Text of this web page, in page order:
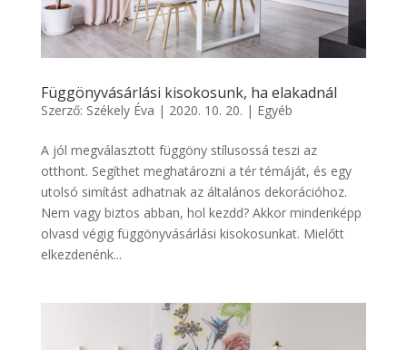
Függönyvásárlási kisokosunk, ha elakadnál
Szerző: Székely Éva | 2020. 10. 20. | Egyéb
A jól megválasztott függöny stílusossá teszi az
otthont. Segíthet meghatározni a tér témáját, és egy
utolsó simítást adhatnak az általános dekorációhoz.
Nem vagy biztos abban, hol kezdd? Akkor mindenképp
olvasd végig függönyvásárlási kisokosunkat. Mielőtt
elkezdenénk...